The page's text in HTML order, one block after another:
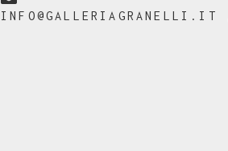
INFO@GALLERIAGRANELLI.IT